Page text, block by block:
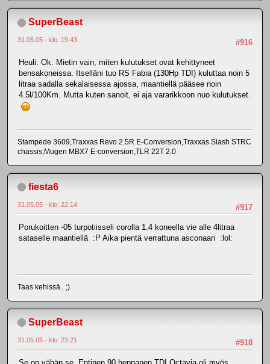
SuperBeast
#916
31.05.05 - klo: 19.43
Heuli: Ok. Mietin vain, miten kulutukset ovat kehittyneet
bensakoneissa. Itselläni tuo RS Fabia (130Hp TDI) kuluttaa noin 5
litraa sadalla sekalaisessa ajossa, maantiellä pääsee noin
4.5l/100Km. Mutta kuten sanoit, ei aja vararikkoon nuo kulutukset.
Stampede 3609,Traxxas Revo 2.5R E-Conversion,Traxxas Slash STRC
chassis,Mugen MBX7 E-conversion,TLR 22T 2.0
fiesta6
#917
31.05.05 - klo: 22.14
Porukoitten -05 turpotiisseli corolla 1.4 koneella vie alle 4litraa
sataselle maantiellä :P Aika pientä verrattuna asconaan :lol:
Taas kehissä.. ;)
SuperBeast
#918
31.05.05 - klo: 23.21